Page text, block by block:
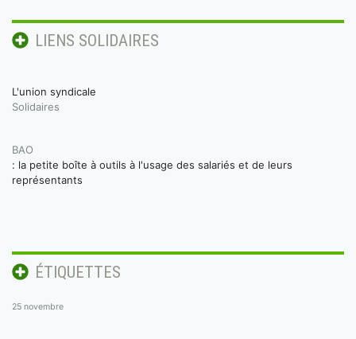
LIENS SOLIDAIRES
L'union syndicale
Solidaires
BAO
: la petite boîte à outils à l'usage des salariés et de leurs
représentants
ÉTIQUETTES
25 novembre